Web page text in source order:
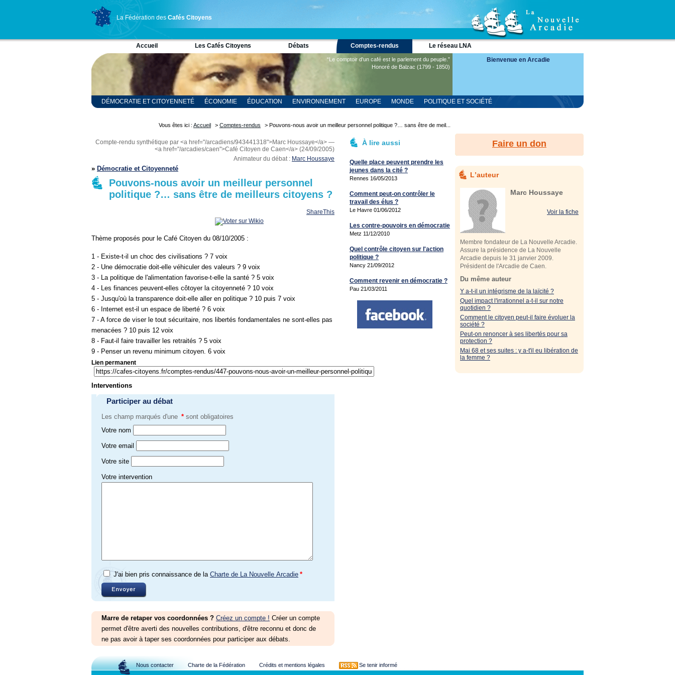
La Fédération des Cafés Citoyens
Accueil Les Cafés Citoyens Débats Comptes-rendus Le réseau LNA
“Le comptoir d'un café est le parlement du peuple.”
Honoré de Balzac (1799 - 1850)
Bienvenue en Arcadie
DÉMOCRATIE ET CITOYENNETÉ ÉCONOMIE ÉDUCATION ENVIRONNEMENT EUROPE MONDE
POLITIQUE ET SOCIÉTÉ
Vous êtes ici : Accueil > Comptes-rendus > Pouvons-nous avoir un meilleur personnel politique ?… sans être de meil...
Compte-rendu synthétique par <a href="/arcadiens/943441318">Marc Houssaye</a> —
<a href="/arcadies/caen">Café Citoyen de Caen</a> (24/09/2005)
Animateur du débat : Marc Houssaye
» Démocratie et Citoyenneté
Pouvons-nous avoir un meilleur personnel
politique ?… sans être de meilleurs citoyens ?
ShareThis
Thème proposés pour le Café Citoyen du 08/10/2005 :
1 - Existe-t-il un choc des civilisations ? 7 voix
2 - Une démocratie doit-elle véhiculer des valeurs ? 9 voix
3 - La politique de l'alimentation favorise-t-elle la santé ? 5 voix
4 - Les finances peuvent-elles côtoyer la citoyenneté ? 10 voix
5 - Jusqu'où la transparence doit-elle aller en politique ? 10 puis 7 voix
6 - Internet est-il un espace de liberté ? 6 voix
7 - A force de viser le tout sécuritaire, nos libertés fondamentales ne sont-elles pas
menacées ? 10 puis 12 voix
8 - Faut-il faire travailler les retraités ? 5 voix
9 - Penser un revenu minimum citoyen. 6 voix
Lien permanent
Interventions
Participer au débat
Les champ marqués d'une * sont obligatoires
Votre nom
Votre email
Votre site
Votre intervention
J'ai bien pris connaissance de la Charte de La Nouvelle Arcadie *
Marre de retaper vos coordonnées ? Créez un compte ! Créer un compte
permet d'être averti des nouvelles contributions, d'être reconnu et donc de
ne pas avoir à taper ses coordonnées pour participer aux débats.
À lire aussi
Quelle place peuvent prendre les
jeunes dans la cité ?
Rennes 16/05/2013
Comment peut-on contrôler le
travail des élus ?
Le Havre 01/06/2012
Les contre-pouvoirs en démocratie
Metz 11/12/2010
Quel contrôle citoyen sur l'action
politique ?
Nancy 21/09/2012
Comment revenir en démocratie ?
Pau 21/03/2011
Faire un don
Lʼauteur
Marc Houssaye
Voir la fiche
Membre fondateur de La Nouvelle Arcadie.
Assure la présidence de La Nouvelle
Arcadie depuis le 31 janvier 2009.
Président de l'Arcadie de Caen.
Du même auteur
Y a-t-il un intégrisme de la laïcité ?
Quel impact l'irrationnel a-t-il sur notre
quotidien ?
Comment le citoyen peut-il faire évoluer la
société ?
Peut-on renoncer à ses libertés pour sa
protection ?
Mai 68 et ses suites : y a-t'il eu libération de
la femme ?
Nous contacter Charte de la Fédération Crédits et mentions légales Se tenir informé